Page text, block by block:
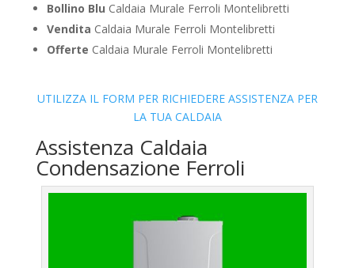
Bollino Blu Caldaia Murale Ferroli Montelibretti
Vendita Caldaia Murale Ferroli Montelibretti
Offerte Caldaia Murale Ferroli Montelibretti
UTILIZZA IL FORM PER RICHIEDERE ASSISTENZA PER
LA TUA CALDAIA
Assistenza Caldaia
Condensazione Ferroli